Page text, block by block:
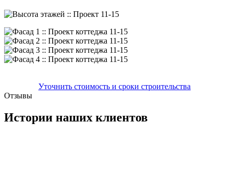
Уточнить стоимость и сроки строительства
Отзывы
Истории наших клиентов